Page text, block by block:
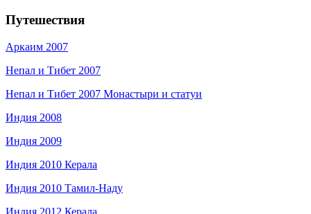
Путешествия
Аркаим 2007
Непал и Тибет 2007
Непал и Тибет 2007 Монастыри и статуи
Индия 2008
Индия 2009
Индия 2010 Керала
Индия 2010 Тамил-Наду